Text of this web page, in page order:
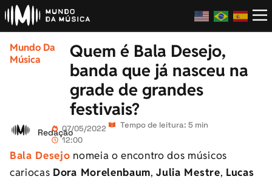
Mundo Da
Música
Quem é Bala Desejo,
banda que já nasceu na
grade de grandes
festivais?
Redação07/05/2022
12:00
Tempo de leitura: 5 min
Bala Desejo nomeia o encontro dos músicos
cariocas Dora Morelenbaum,Julia Mestre, Lucas